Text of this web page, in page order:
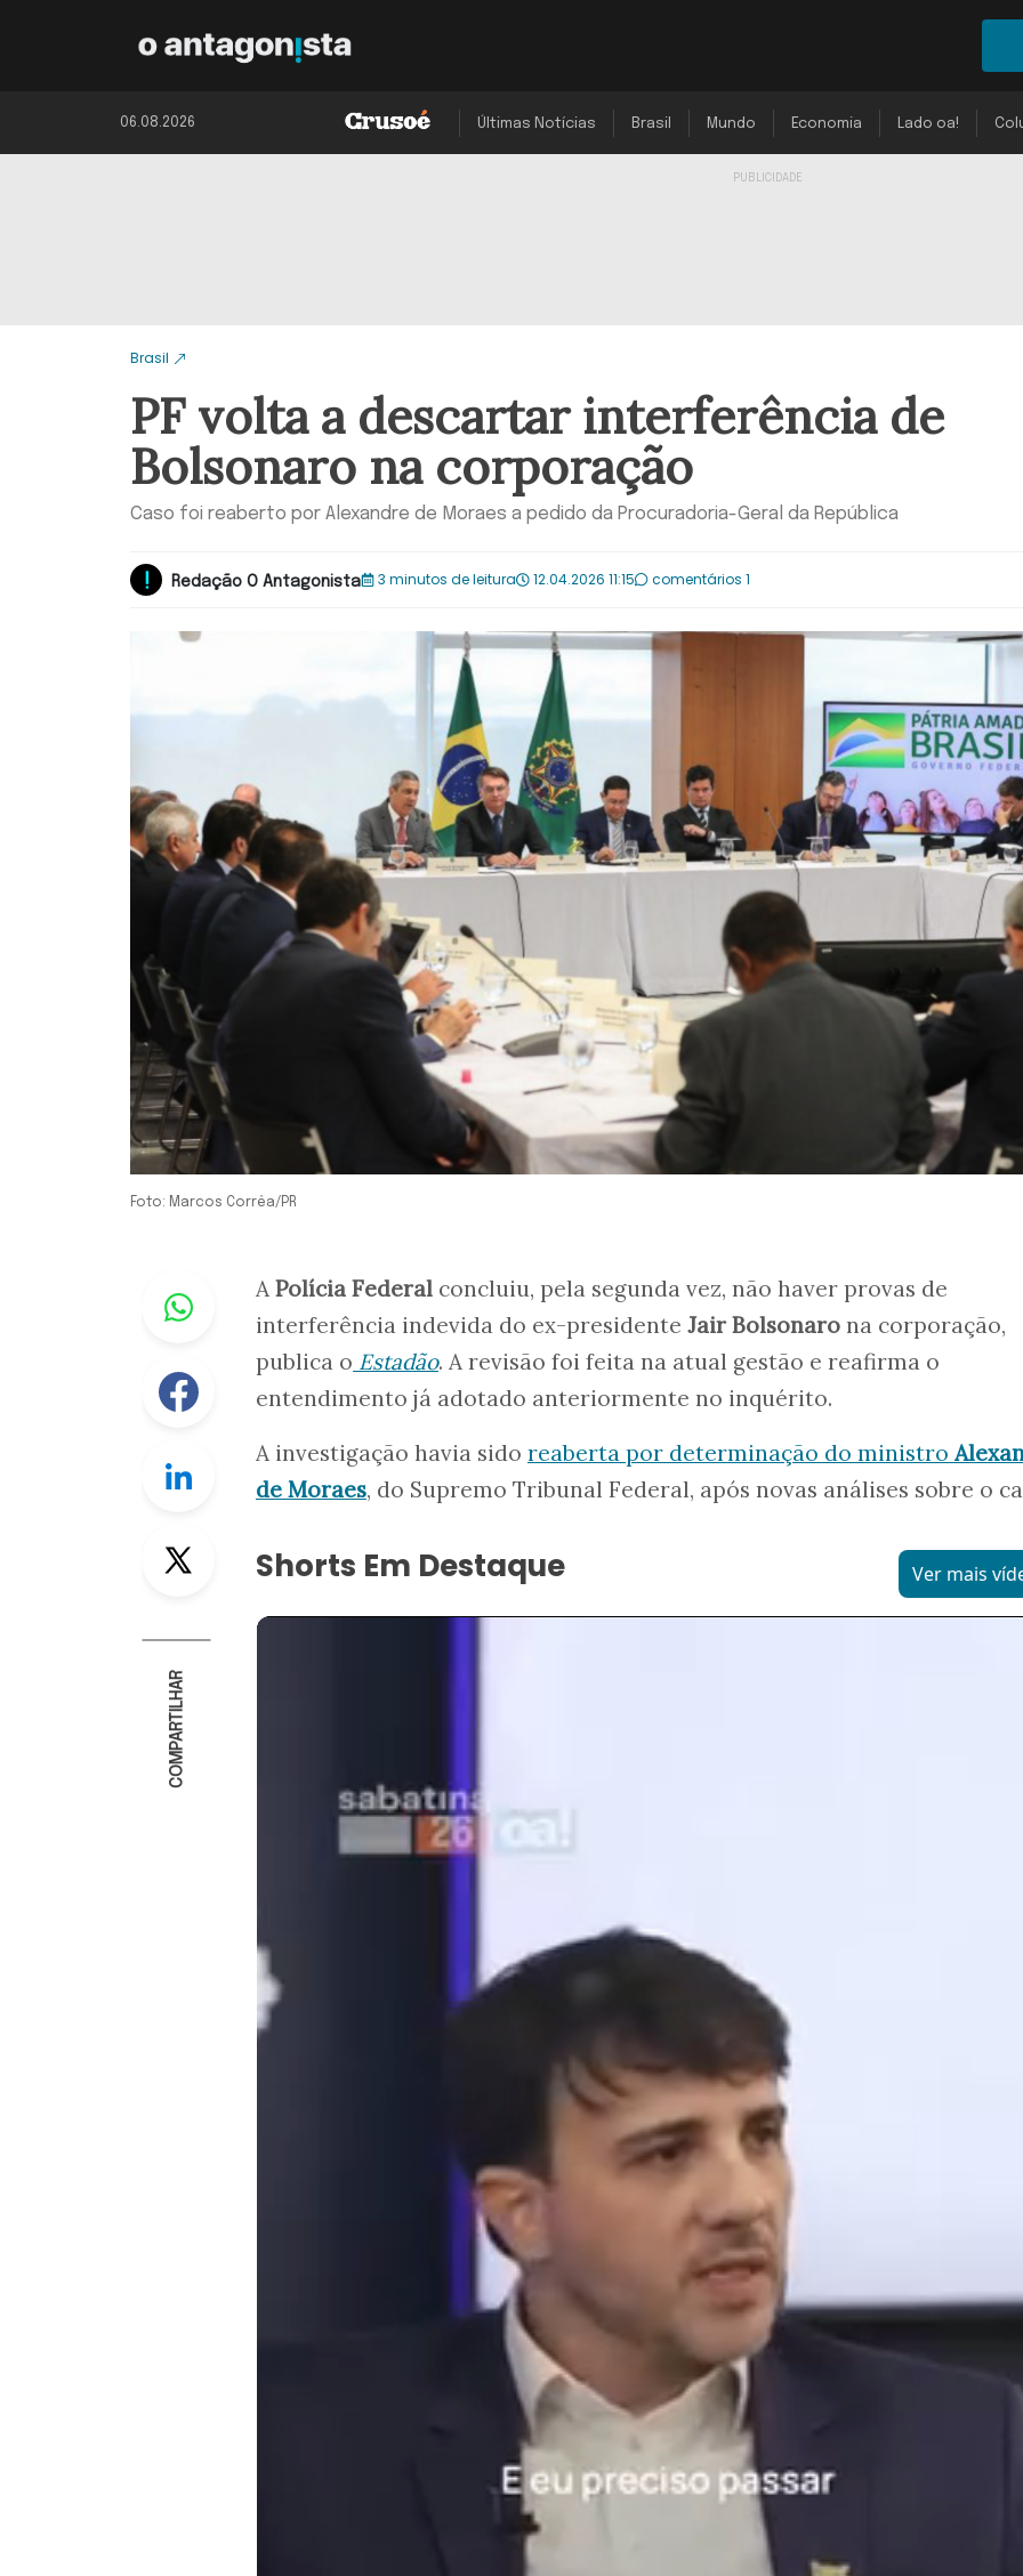
06.08.2026 Últimas Notícias Brasil Mundo Economia Lado oa!
Brasil
PF volta a descartar interferência de
Bolsonaro na corporação
Caso foi reaberto por Alexandre de Moraes a pedido da Procuradoria-Geral da República
Redação O Antagonista 3 minutos de leitura 12.04.2026 11:15 comentários 1
Foto: Marcos Corrêa/PR
Whastapp
Facebook
Linkedin
COMPARTILHAR
A Polícia Federal concluiu, pela segunda vez, não haver provas de
interferência indevida do ex-presidente Jair Bolsonaro na corporação,
publica o Estadão. A revisão foi feita na atual gestão e reafirma o
entendimento já adotado anteriormente no inquérito.
A investigação havia sido reaberta por determinação do ministro
de Moraes, do Supremo Tribunal Federal, após novas análises sobre o
Shorts Em Destaque Ver mais